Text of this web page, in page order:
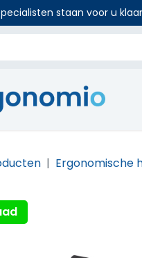
staan voor u
Ergonomische